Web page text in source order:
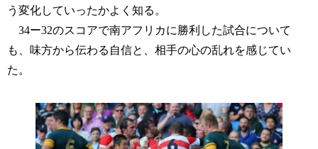
う変化していったかよく知る。
34ー32のスコアで南アフリカに勝利した試合について
も、味方から伝わる自信と、相手の心の乱れを感じてい
た。